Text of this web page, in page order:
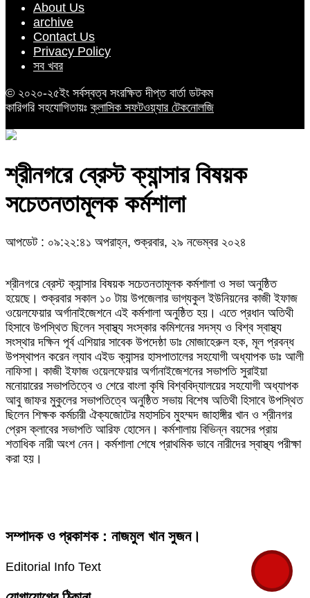
About Us
archive
Contact Us
Privacy Policy
সব খবর
© ২০২০-২৫ইং সর্বস্বত্ব সংরক্ষিত দীপ্ত বার্তা ডটকম
কারিগরি সহযোগিতায়ঃক্লাসিক সফটওয়্যার টেকনোলজি
শ্রীনগরে ব্রেস্ট ক্যান্সার বিষয়ক
সচেতনতামূলক কর্মশালা
আপডেট : ০৯:২২:৪১ অপরাহ্ন, শুক্রবার, ২৯ নভেম্বর ২০২৪
শ্রীনগরে ব্রেস্ট ক্যান্সার বিষয়ক সচেতনতামূলক কর্মশালা ও সভা অনুষ্ঠিত
হয়েছে। শুক্রবার সকাল ১০ টায় উপজেলার ভাগ্যকুল ইউনিয়নের কাজী ইফাজ
ওয়েলফেয়ার অর্গানাইজেশনে এই কর্মশালা অনুষ্ঠিত হয়। এতে প্রধান অতিথী
হিসাবে উপস্থিত ছিলেন স্বাস্থ্য সংস্কার কমিশনের সদস্য ও বিশ্ব স্বাস্থ্য
সংস্থার দক্ষিন পূর্ব এশিয়ার সাবেক উপদেষ্ঠা ডাঃ মোজাহেরুল হক, মূল প্রবন্ধ
উপস্থাপন করেন ল্যাব এইড ক্যান্সর হাসপাতালের সহযোগী অধ্যাপক ডাঃ আলী
নাফিসা। কাজী ইফাজ ওয়েলফেয়ার অর্গানাইজেশনের সভাপতি সুরাইয়া
মনোয়ারের সভাপতিত্বে ও শেরে বাংলা কৃষি বিশ্ববিদ্যালয়ের সহযোগী অধ্যাপক
আবু জাফর মুকুলের সভাপতিত্বে অনুষ্ঠিত সভায় বিশেষ অতিথী হিসাবে উপস্থিত
ছিলেন শিক্ষক কর্মচারী ঐক্যজোটের মহাসচিব মুহম্মদ জাহাঙ্গীর খান ও শ্রীনগর
প্রেস ক্লাবের সভাপতি আরিফ হোসেন। কর্মশালায় বিভিন্ন বয়সের প্রায়
শতাধিক নারী অংশ নেন। কর্মশালা শেষে প্রাথমিক ভাবে নারীদের স্বাস্থ্য পরীক্ষা
করা হয়।
সম্পাদক ও প্রকাশক : নাজমুল খান সুজন।
Editorial Info Text